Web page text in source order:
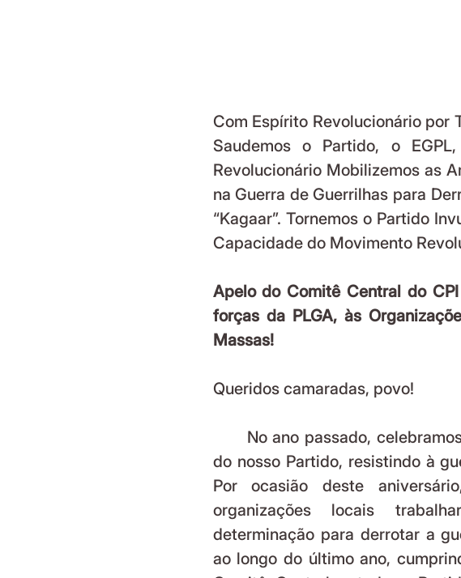
Com Espírito Revolucionário por
Saudemos o Partido, o
Revolucionário Mobilizemos as
na Guerra de Guerrilhas para
“Kagaar”. Tornemos o Partido
Capacidade do Movimento
Apelo do Comitê Central do
forças da PLGA, às
Massas!
Queridos camaradas, povo!
do nosso Partido, resistindo à
Por ocasião deste
organizações locais
determinação para derrotar a
ao longo do último ano,